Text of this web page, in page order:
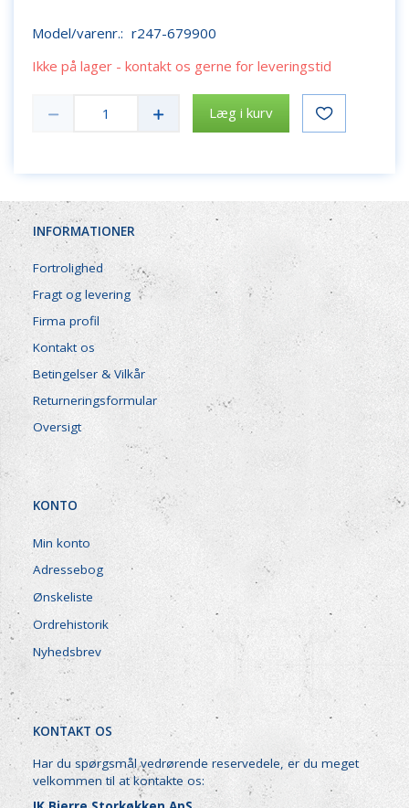
Model/varenr.: r247-679900
Ikke på lager - kontakt os gerne for leveringstid
Læg i kurv
INFORMATIONER
Fortrolighed
Fragt og levering
Firma profil
Kontakt os
Betingelser & Vilkår
Returneringsformular
Oversigt
KONTO
Min konto
Adressebog
Ønskeliste
Ordrehistorik
Nyhedsbrev
KONTAKT OS
Har du spørgsmål vedrørende reservedele, er du meget
velkommen til at kontakte os: